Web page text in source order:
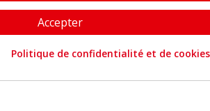
Accepter
Politique de confidentialité et de cookies